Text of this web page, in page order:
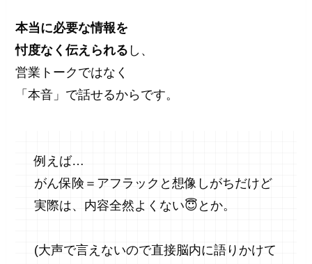
本当に必要な情報を
忖度なく伝えられる し、
営業トークではなく
「本音」で話せるからです。
例えば…
がん保険＝アフラックと想像しがちだけど
実際は、内容全然よくない😇とか。
(大声で言えないので直接脳内に語りかけて